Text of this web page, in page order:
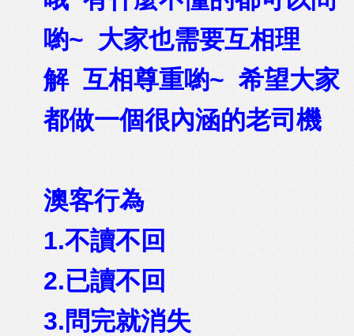
喲~ 大家也需要互相理
解 互相尊重喲~ 希望大家
都做一個很內涵的老司機
澳客行為
1.不讀不回
2.已讀不回
3.問完就消失